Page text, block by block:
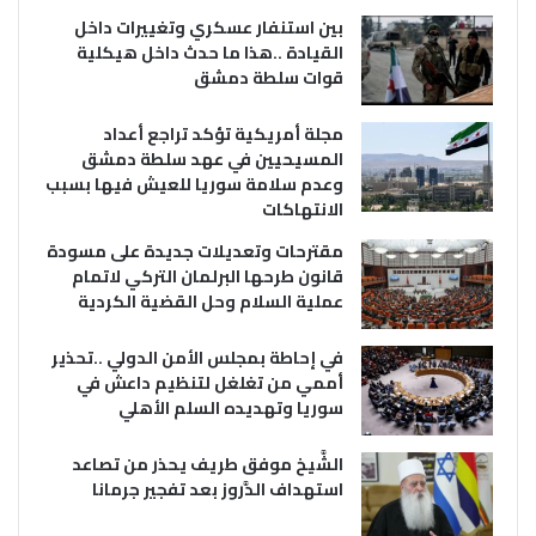
بين استنفار عسكري وتغييرات داخل
القيادة ..هذا ما حدث داخل هيكلية
قوات سلطة دمشق
مجلة أمريكية تؤكد تراجع أعداد
المسيحيين في عهد سلطة دمشق
وعدم سلامة سوريا للعيش فيها بسبب
الانتهاكات
مقترحات وتعديلات جديدة على مسودة
قانون طرحها البرلمان التركي لاتمام
عملية السلام وحل القضية الكردية
في إحاطة بمجلس الأمن الدولي ..تحذير
أممي من تغلغل لتنظيم داعش في
سوريا وتهديده السلم الأهلي
الشَّيخ موفق طريف يحذر من تصاعد
استهداف الدَّروز بعد تفجير جرمانا